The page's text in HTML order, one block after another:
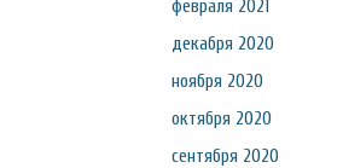
февраля 2021
декабря 2020
ноября 2020
октября 2020
сентября 2020